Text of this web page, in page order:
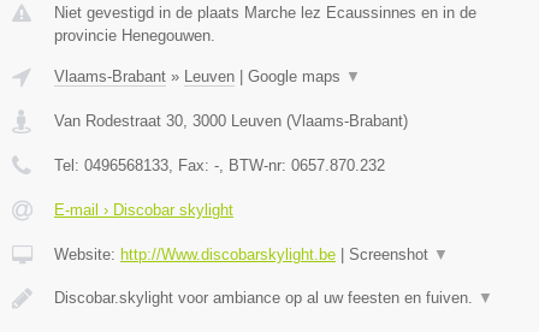
Niet gevestigd in de plaats Marche lez Ecaussinnes en in de
provincie Henegouwen.
Vlaams-Brabant » Leuven Google maps ▼
Van Rodestraat 30, 3000 Leuven (Vlaams-Brabant)
Tel: 0496568133, Fax: -, BTW-nr: 0657.870.232
E-mail › Discobar skylight
Website: http://Www.discobarskylight.be Screenshot ▼
Discobar.skylight voor ambiance op al uw feesten en fuiven. ▼